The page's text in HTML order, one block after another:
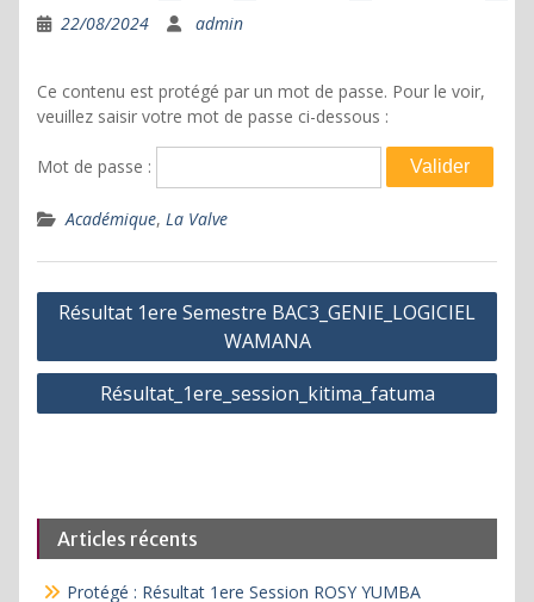
22/08/2024 admin
Ce contenu est protégé par un mot de passe. Pour le voir,
veuillez saisir votre mot de passe ci-dessous :
Mot de passe :
Académique, La Valve
Navigation
l’article
Résultat 1ere Semestre BAC3_GENIE_LOGICIEL
WAMANA
Résultat_1ere_session_kitima_fatuma
Articles récents
Protégé : Résultat 1ere Session ROSY YUMBA